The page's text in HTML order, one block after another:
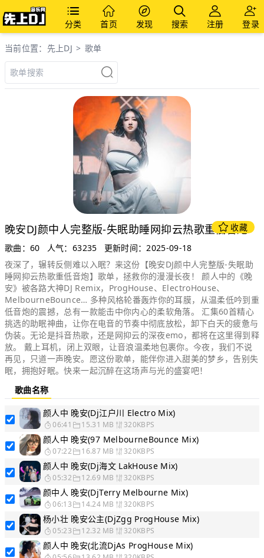
分类 首页 发现 搜索 注册 登录
当前位置： 先上DJ > 歌单
晚安DJ颜中人完整版-失眠助睡网抑云热歌重低音炮
收藏
歌曲：60
人气：63235
更新时间：2025-09-18
夜深了，辗转反侧难以入眠？来这份【晚安DJ颜中人完整版-失眠助
睡网抑云热歌重低音炮】歌单，拯救你的漫漫长夜！ 颜人中的《晚
安》被各路大神DJ Remix，ProgHouse、ElectroHouse、
MelbourneBounce… 多种风格轮番轰炸你的耳膜，从温柔低吟到重
低音炮的震撼，总有一款能击中你内心的柔软角落。 汇集60首精心
挑选的助眠神曲，让你在电音的节奏中彻底放松，卸下白天的疲惫与
伪装。无论是抖音热歌，还是网抑云的深夜emo，都将在这里得到释
放。 戴上耳机，闭上双眼，让音浪温柔地包裹你。今夜，我们不说
再见，只道一声晚安。愿这份歌单，能伴你进入甜美的梦乡，告别失
眠，拥抱好眠。快来一起沉醉在这场声与光的盛宴吧！
歌曲名称
颜人中 晚安(Dj江户川 Electro Mix)
06:41 15.31 MB 320KBPS
颜人中 晚安(97 MelbourneBounce Mix)
07:22 16.87 MB 320KBPS
颜人中 晚安(Dj海文 LakHouse Mix)
05:32 12.69 MB 320KBPS
颜中人 晚安(DjTerry Melbourne Mix)
06:13 14.24 MB 320KBPS
杨小壮 晚安公主(DjZgg ProgHouse Mix)
05:23 12.32 MB 320KBPS
颜人中 晚安(北流DjAs ProgHouse Mix)